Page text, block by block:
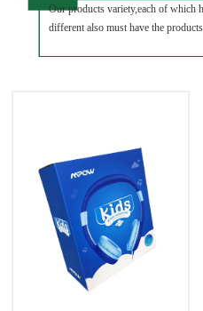
Our products variety,each of which
different also must have the